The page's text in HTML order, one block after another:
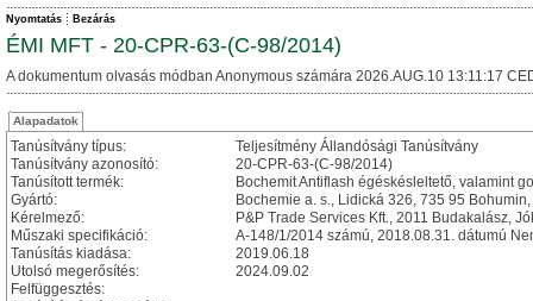
Nyomtatás Bezárás
ÉMI MFT - 20-CPR-63-(C-98/2014)
A dokumentum olvasás módban Anonymous számára 2026.AUG.10 13:11:17
Alapadatok
Tanúsítvány típus:
Teljesítmény Állandósági Tanúsítvány
Tanúsítvány azonosító:
20-CPR-63-(C-98/2014)
Tanúsított termék:
Bochemit Antiflash égéskésleltető, valamint
Gyártó:
Bochemie a. s., Lidická 326, 735 95
Kérelmező:
P&P Trade Services Kft., 2011 Budakalász,
Műszaki specifikáció:
A-148/1/2014 számú, 2018.08.31. dátumú
Tanúsítás kiadása:
2019.06.18
Utolsó megerősítés:
2024.09.02
Felfüggesztés: